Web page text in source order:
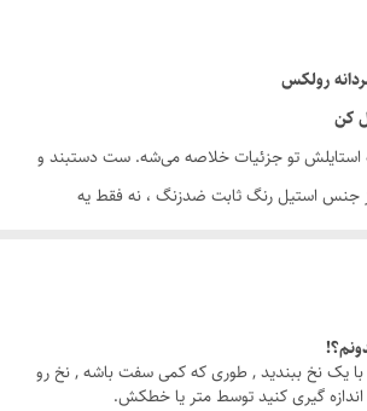
رولکس
رولکس
کن
استایلش تو جزئیات خلاصه می‌شه. ست دستبند و
جنس استیل رنگ ثابت ضدزنگ ، نه فقط یه
تو یه جلسه کاری باشی، چه تو یه قرار دوستانه،
یک نخ ببندید , طوری که کمی سفت باشه , نخ رو
گیری کنید توسط متر یا خطکش.